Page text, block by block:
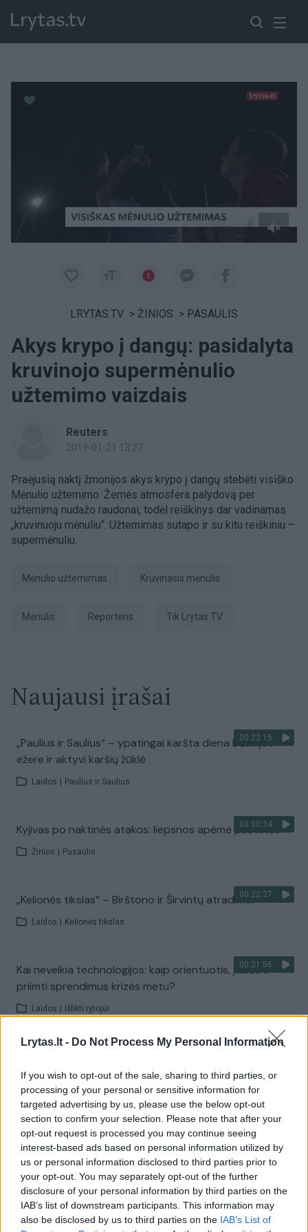
Lrytas.lt - Do Not Process My Personal Information
If you wish to opt-out of the sale, sharing to third parties, or
processing of your personal or sensitive information for
targeted advertising by us, please use the below opt-out
section to confirm your selection. Please note that after your
opt-out request is processed you may continue seeing
interest-based ads based on personal information utilized by
us or personal information disclosed to third parties prior to
your opt-out. You may separately opt-out of the further
disclosure of your personal information by third parties on the
IAB’s list of downstream participants. This information may
also be disclosed by us to third parties on the IAB’s List of
LRYTAS.TV > ŽINIOS > PASAULIS
Akys krypo į dangų: pasidalyta
kruvinojo supermėnulio
užtemimo vaizdais
Reuters
2019-01-21 13:27
Praėjusią naktį žmonijos akys krypo į dangų stebėti visiško
Mėnulio užtemimo. Žemės atmosfera palydovą per
užtemimą nudažo raudonai, todėl reiškinys dar vadinamas
„kruvinuoju mėnuliu“. Užtemimas sutapo ir su kitu reiškiniu –
supermėnuliu.
Mėnulio užtemimas kruvinasis mėnulis
Mėnulis Reporteris tik Lrytas.TV
Naujausi įrašai
00:22:15
„Paulius ir Saulius“ – ypatingai karšta diena Dzūkijos
ežere ir aktyvi karšių žūklė
Laidos Paulius ir Saulius
00:00:34
Kyjivas po naktinės atakos: liepsnos apėmė pastatus
Žinios Pasaulis
00:22:27
„Kelionės tikslas“ – Birštono ir Širvintų atradimai
Laidos Kelionės tikslas
00:21:56
Kai neveikia technologijos: kaip orientuotis, judėti ir
priimti sprendimus krizės metu?
Laidos Išlikti rytojui
Žiūrimiausi įrašai
00:00:30
Vaizdai iš tragiškos avarijos Vilniaus r.: dviejų moterų ir
vaiko gyvybių išgelbėti nepavyko
Žinios Lietuvos diena